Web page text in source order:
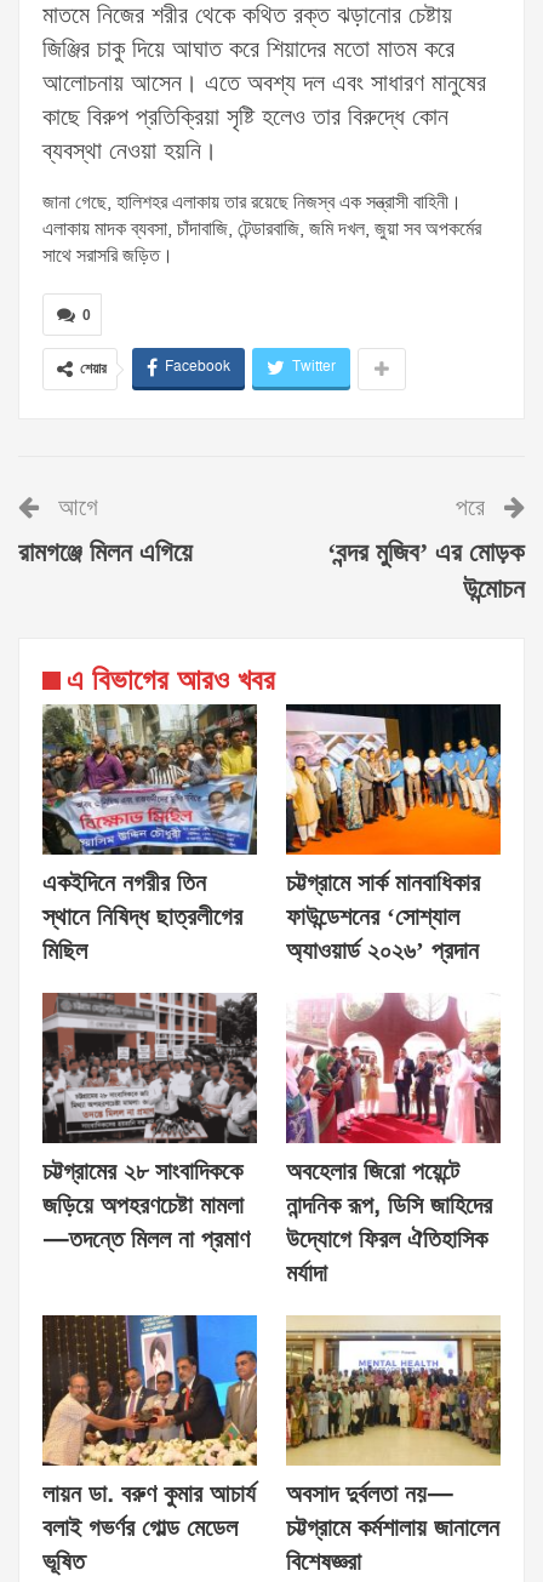
মাতমে নিজের শরীর থেকে কথিত রক্ত ঝড়ানোর চেষ্টায়
জিঞ্জির চাকু দিয়ে আঘাত করে শিয়াদের মতো মাতম করে
আলোচনায় আসেন। এতে অবশ্য দল এবং সাধারণ মানুষের
কাছে বিরুপ প্রতিক্রিয়া সৃষ্টি হলেও তার বিরুদ্ধে কোন
ব্যবস্থা নেওয়া হয়নি।
জানা গেছে, হালিশহর এলাকায় তার রয়েছে নিজস্ব এক সন্ত্রাসী বাহিনী।
এলাকায় মাদক ব্যবসা, চাঁদাবাজি, টেন্ডারবাজি, জমি দখল, জুয়া সব অপকর্মের
সাথে সরাসরি জড়িত।
0
শেয়ার Facebook Twitter
আগে
রামগঞ্জে মিলন এগিয়ে
পরে
‘বন্দর মুজিব’ এর মোড়ক
উন্মোচন
এ বিভাগের আরও খবর
একইদিনে নগরীর তিন
স্থানে নিষিদ্ধ ছাত্রলীগের
মিছিল
চট্টগ্রামে সার্ক মানবাধিকার
ফাউন্ডেশনের ‘সোশ্যাল
অ্যাওয়ার্ড ২০২৬’ প্রদান
চট্টগ্রামের ২৮ সাংবাদিককে
জড়িয়ে অপহরণচেষ্টা মামলা
—তদন্তে মিলল না প্রমাণ
অবহেলার জিরো পয়েন্টে
নান্দনিক রূপ, ডিসি জাহিদের
উদ্যোগে ফিরল ঐতিহাসিক
মর্যাদা
লায়ন ডা. বরুণ কুমার আচার্য
বলাই গভর্ণর গোল্ড মেডেল
ভূষিত
অবসাদ দুর্বলতা নয়—
চট্টগ্রামে কর্মশালায় জানালেন
বিশেষজ্ঞরা